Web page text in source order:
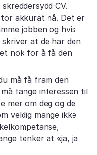
CV.
akkurat nå. Det er
jobben og hvis
at de har den
nok for å få den
må få fram den
fange interessen til
mer om deg og de
veldig mange ikke
tenker at «ja, ja